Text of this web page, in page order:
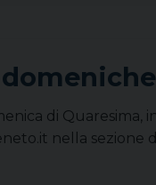
di
nella